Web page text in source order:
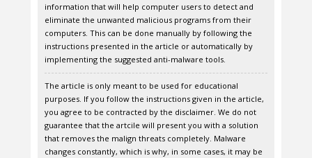
information that will help computer users to detect and
eliminate the unwanted malicious programs from their
computers. This can be done manually by following the
instructions presented in the article or automatically by
implementing the suggested anti-malware tools.
The article is only meant to be used for educational
purposes. If you follow the instructions given in the article,
you agree to be contracted by the disclaimer. We do not
guarantee that the artcile will present you with a solution
that removes the malign threats completely. Malware
changes constantly, which is why, in some cases, it may be